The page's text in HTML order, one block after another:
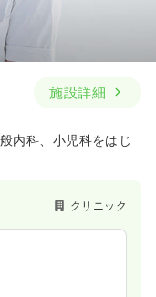
施設詳細
内科、小児科をはじ
クリニック